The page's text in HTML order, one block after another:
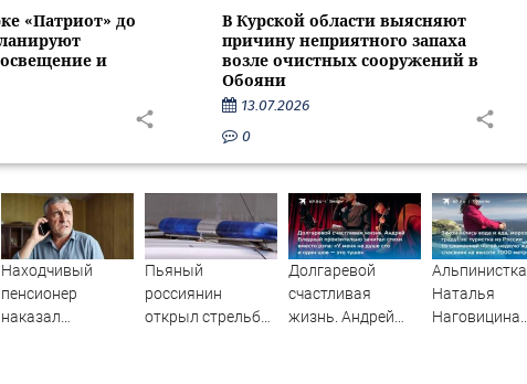
«Патриот» до
и
В Курской области выясняют
причину неприятного запаха
возле очистных сооружений в
Обояни
13.07.2026
0
Находчивый
пенсионер
наказал
Пьяный
россиянин
открыл стрельбу
Долгаревой
счастливая
жизнь. Андрей
Альпинистка
Наталья
Наговицина